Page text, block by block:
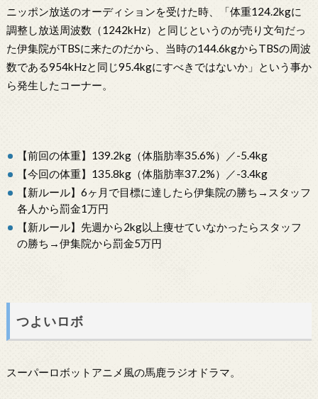
ニッポン放送のオーディションを受けた時、「体重124.2kgに
調整し放送周波数（1242kHz）と同じというのが売り文句だっ
た伊集院がTBSに来たのだから、当時の144.6kgからTBSの周波
数である954kHzと同じ95.4kgにすべきではないか」という事か
ら発生したコーナー。
【前回の体重】139.2kg（体脂肪率35.6%）／-5.4kg
【今回の体重】135.8kg（体脂肪率37.2%）／-3.4kg
【新ルール】6ヶ月で目標に達したら伊集院の勝ち→スタッフ
各人から罰金1万円
【新ルール】先週から2kg以上痩せていなかったらスタッフ
の勝ち→伊集院から罰金5万円
つよいロボ
スーパーロボットアニメ風の馬鹿ラジオドラマ。